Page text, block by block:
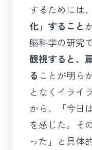
するためには、
化」すること
脳科学の研究で
観視すると、
る ことが明ら
となくイライ
から、「今日
を感じた。そ
った」と具体